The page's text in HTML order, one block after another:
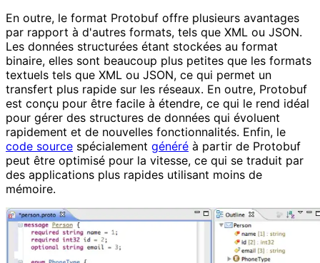
En outre, le format Protobuf offre plusieurs avantages
par rapport à d'autres formats, tels que XML ou JSON.
Les données structurées étant stockées au format
binaire, elles sont beaucoup plus petites que les formats
textuels tels que XML ou JSON, ce qui permet un
transfert plus rapide sur les réseaux. En outre, Protobuf
est conçu pour être facile à étendre, ce qui le rend idéal
pour gérer des structures de données qui évoluent
rapidement et de nouvelles fonctionnalités. Enfin, le
code source spécialement généré à partir de Protobuf
peut être optimisé pour la vitesse, ce qui se traduit par
des applications plus rapides utilisant moins de
mémoire.